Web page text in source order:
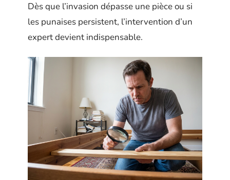
Dès que l’invasion dépasse une pièce ou si
les punaises persistent, l’intervention d’un
expert devient indispensable.